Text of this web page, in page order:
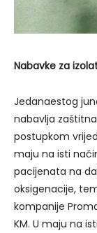
Nabavke za
Jedanaestog
nabavlja
postupkom
maju na isti
pacijenata na
oksigenacije,
kompanije
KM. U maju na